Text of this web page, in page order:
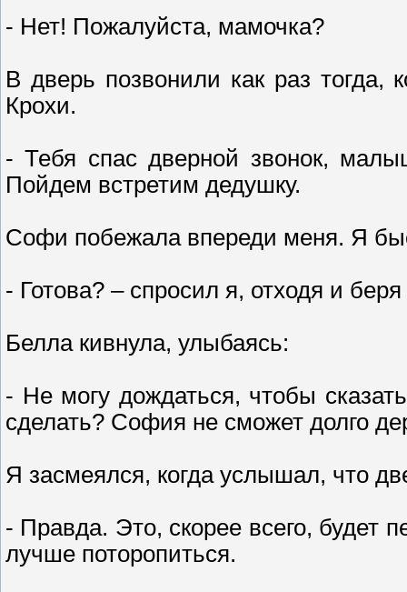
- Нет! Пожалуйста, мамочка?
В дверь позвонили как раз тогда,
Крохи.
- Тебя спас дверной звонок,
Пойдем встретим дедушку.
Софи побежала впереди меня. Я
- Готова? – спросил я, отходя и беря
Белла кивнула, улыбаясь:
- Не могу дождаться, чтобы
сделать? София не сможет долго
Я засмеялся, когда услышал, что
- Правда. Это, скорее всего, будет
лучше поторопиться.